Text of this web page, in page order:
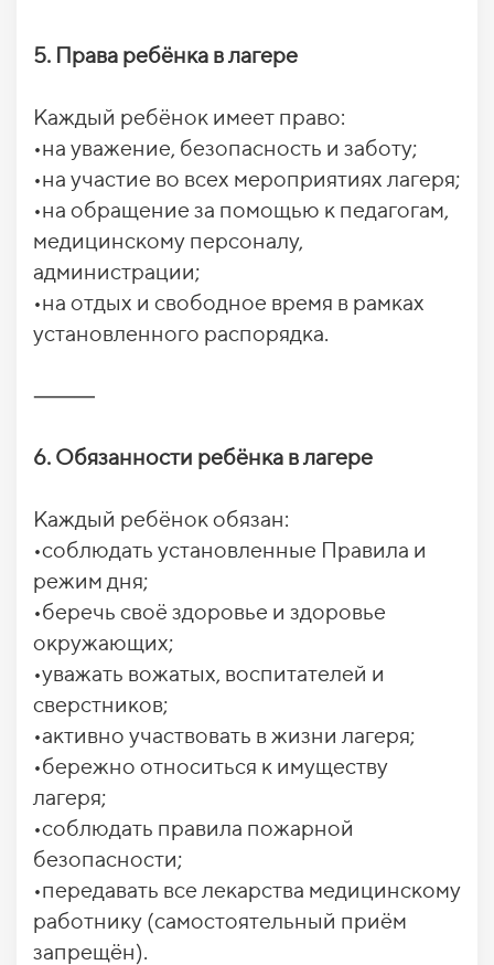
5. Права ребёнка в лагере
Каждый ребёнок имеет право:
•на уважение, безопасность и заботу;
•на участие во всех мероприятиях лагеря;
•на обращение за помощью к педагогам,
медицинскому персоналу,
администрации;
•на отдых и свободное время в рамках
установленного распорядка.
⸻
6. Обязанности ребёнка в лагере
Каждый ребёнок обязан:
•соблюдать установленные Правила и
режим дня;
•беречь своё здоровье и здоровье
окружающих;
•уважать вожатых, воспитателей и
сверстников;
•активно участвовать в жизни лагеря;
•бережно относиться к имуществу
лагеря;
•соблюдать правила пожарной
безопасности;
•передавать все лекарства медицинскому
работнику (самостоятельный приём
запрещён).